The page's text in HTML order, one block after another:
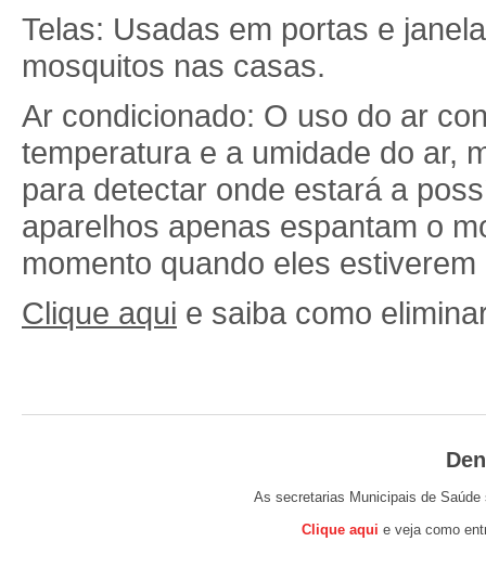
Telas: Usadas em portas e
mosquitos nas casas.
Ar condicionado: O uso do ar
temperatura e a umidade do ar,
para detectar onde estará a
aparelhos apenas espantam o
momento quando eles
Clique aqui e saiba como
As secretarias Municipais de
Clique aqui e veja como